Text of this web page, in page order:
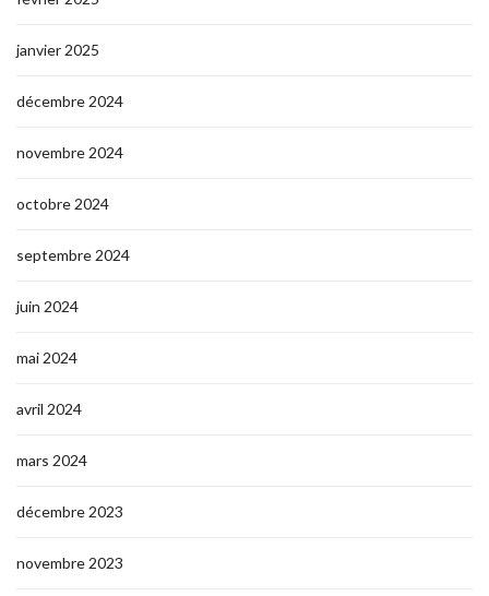
janvier 2025
décembre 2024
novembre 2024
octobre 2024
septembre 2024
juin 2024
mai 2024
avril 2024
mars 2024
décembre 2023
novembre 2023